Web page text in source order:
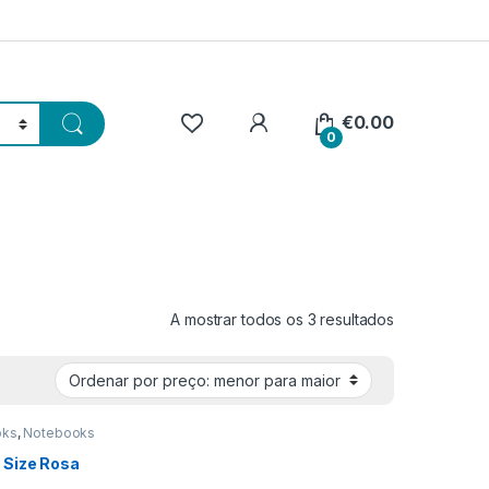
0
€0.00
A mostrar todos os 3 resultados
, Notebooks
Rosa